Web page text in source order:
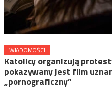
WIADOMOŚCI
Katolicy organizują
pokazywany jest film
„pornograficzny”